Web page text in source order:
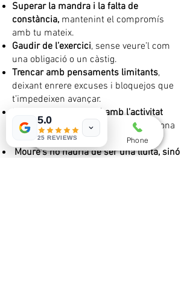
Superar la mandra i la falta de
constància, mantenint el compromís
amb tu mateix.
Gaudir de l’exercici, sense veure’l com
una obligació o un càstig.
Trencar amb pensaments limitants,
deixant enrere excuses i bloquejos que
t’impedeixen avançar.
Millorar la teva relació amb l’activitat
física , trobant el que realment funciona
per a tu.
Moure’s no hauria de ser una lluita, sinó
Whatsapp Email Phone
5.0
25 REVIEWS